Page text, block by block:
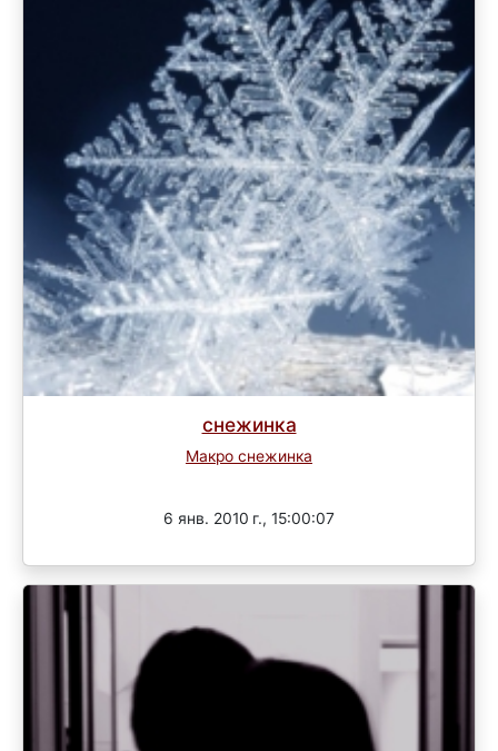
снежинка
Макро снежинка
6 янв. 2010 г., 15:00:07